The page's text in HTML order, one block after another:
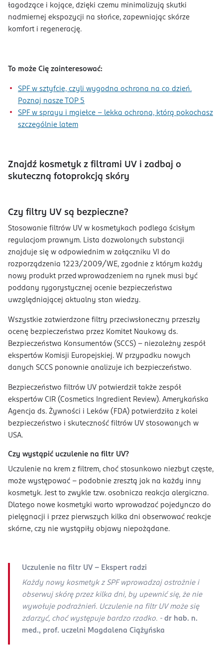
łagodzące i kojące, dzięki czemu minimalizują skutki
nadmiernej ekspozycji na słońce, zapewniając skórze
komfort i regenerację.
To może Cię zainteresować:
SPF w sztyfcie, czyli wygodna ochrona na co dzień.
Poznaj nasze TOP 5
SPF w sprayu i mgiełce – lekka ochrona, którą pokochasz
szczególnie latem
Znajdź kosmetyk z filtrami UV i zadbaj o
skuteczną fotoprokcją skóry
Czy filtry UV są bezpieczne?
Stosowanie filtrów UV w kosmetykach podlega ścisłym
regulacjom prawnym. Lista dozwolonych substancji
znajduje się w odpowiednim w załączniku VI do
rozporządzenia 1223/2009/WE, zgodnie z którym każdy
nowy produkt przed wprowadzeniem na rynek musi być
poddany rygorystycznej ocenie bezpieczeństwa
uwzględniającej aktualny stan wiedzy.
Wszystkie zatwierdzone filtry przeciwsłoneczny przeszły
ocenę bezpieczeństwa przez Komitet Naukowy ds.
Bezpieczeństwa Konsumentów (SCCS) – niezależny zespół
ekspertów Komisji Europejskiej. W przypadku nowych
danych SCCS ponownie analizuje ich bezpieczeństwo.
Bezpieczeństwo filtrów UV potwierdził także zespół
ekspertów CIR (Cosmetics Ingredient Review). Amerykańska
Agencja ds. Żywności i Leków (FDA) potwierdziła z kolei
bezpieczeństwo i skuteczność filtrów UV stosowanych w
USA.
Czy wystąpić uczulenie na filtr UV?
Uczulenie na krem z filtrem, choć stosunkowo niezbyt częste,
może występować – podobnie zresztą jak na każdy inny
kosmetyk. Jest to zwykle tzw. osobnicza reakcja alergiczna.
Dlatego nowe kosmetyki warto wprowadzać pojedynczo do
pielęgnacji i przez pierwszych kilka dni obserwować reakcje
skórne, czy nie wystąpiły objawy niepożądane.
Uczulenie na filtr UV - Ekspert radzi
Każdy nowy kosmetyk z SPF wprowadzaj ostrożnie i
obserwuj skórę przez kilka dni, by upewnić się, że nie
wywołuje podrażnień. Uczulenie na filtr UV może się
zdarzyć, choć występuje bardzo rzadko. - dr hab. n.
med., prof. uczelni Magdalena Ciążyńska